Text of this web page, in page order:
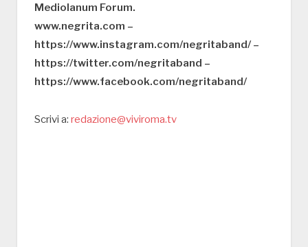
Mediolanum Forum.
www.negrita.com –
https://www.instagram.com/negritaband/ –
https://twitter.com/negritaband –
https://www.facebook.com/negritaband/
Scrivi a: redazione@viviroma.tv